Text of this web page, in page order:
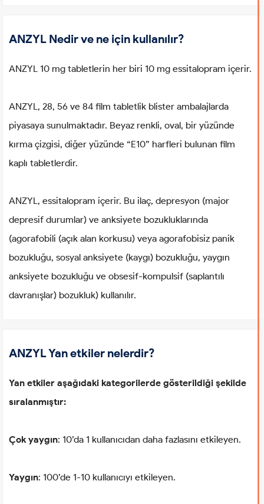
ANZYL Nedir ve ne için kullanılır?
ANZYL 10 mg tabletlerin her biri 10 mg essitalopram içerir.
ANZYL, 28, 56 ve 84 film tabletlik blister ambalajlarda
piyasaya sunulmaktadır. Beyaz renkli, oval, bir yüzünde
kırma çizgisi, diğer yüzünde “E10” harfleri bulunan film
kaplı tabletlerdir.
ANZYL, essitalopram içerir. Bu ilaç, depresyon (major
depresif durumlar) ve anksiyete bozukluklarında
(agorafobili (açık alan korkusu) veya agorafobisiz panik
bozukluğu, sosyal anksiyete (kaygı) bozukluğu, yaygın
anksiyete bozukluğu ve obsesif-kompulsif (saplantılı
davranışlar) bozukluk) kullanılır.
ANZYL Yan etkiler nelerdir?
Yan etkiler aşağıdaki kategorilerde gösterildiği şekilde
sıralanmıştır:
Çok yaygın: 10’da 1 kullanıcıdan daha fazlasını etkileyen.
Yaygın: 100’de 1-10 kullanıcıyı etkileyen.